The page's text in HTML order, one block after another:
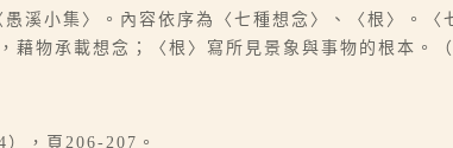
溪小集〉。內容依序為〈七種想念〉、〈根〉。
藉物承載想念；〈根〉寫所見景象與事物的根本。
，頁206-207。